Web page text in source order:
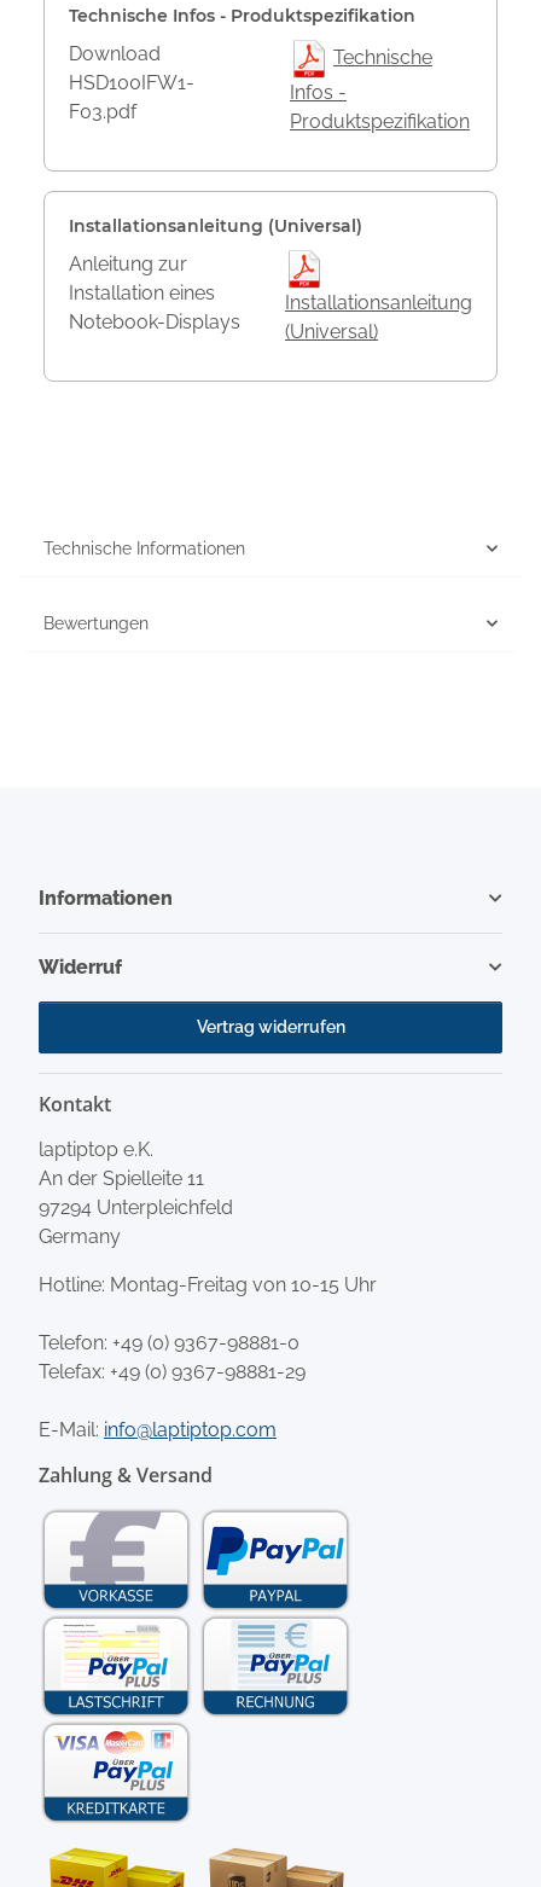
Technische Infos - Produktspezifikation
Download
HSD100IFW1-
F03.pdf
Technische
Infos -
Produktspezifikation
Installationsanleitung (Universal)
Anleitung zur
Installation eines
Notebook-Displays
Installationsanleitung
(Universal)
Technische Informationen
Bewertungen
Informationen
Widerruf
Vertrag widerrufen
Kontakt
laptiptop e.K.
An der Spielleite 11
97294 Unterpleichfeld
Germany
Hotline: Montag-Freitag von 10-15 Uhr
Telefon: +49 (0) 9367-98881-0
Telefax: +49 (0) 9367-98881-29
E-Mail: info@laptiptop.com
Zahlung & Versand